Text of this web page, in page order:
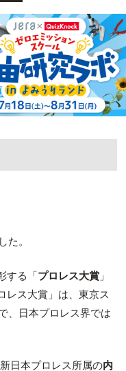
た。
する「プロレス大賞」
レス大賞」は、東京ス
、日本プロレス界では
日本プロレス所属の内